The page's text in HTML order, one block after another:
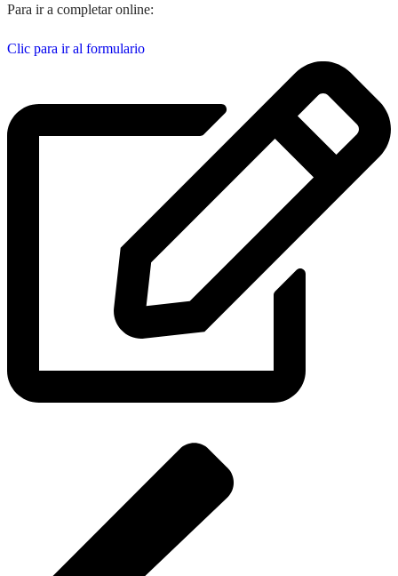
Para ir a completar online:
Clic para ir al formulario